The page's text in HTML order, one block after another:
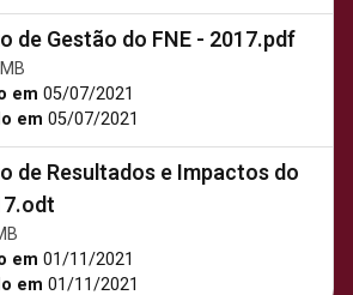
de Gestão do FNE - 2017.pdf
em 05/07/2021
em 05/07/2021
de Resultados e Impactos do
em 01/11/2021
em 01/11/2021